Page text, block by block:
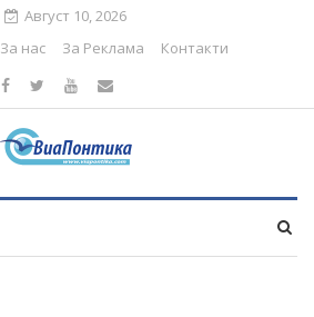
Август 10, 2026
За нас За Реклама Контакти